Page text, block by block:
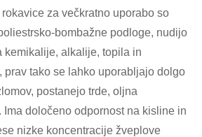
za večkratno uporabo so
bombažne podloge, nudijo
kemikalije, alkalije, topila in
prav tako se lahko uporabljajo dolgo
postanejo trde, oljna
Ima določeno odpornost na kisline in
nizke koncentracije žveplove